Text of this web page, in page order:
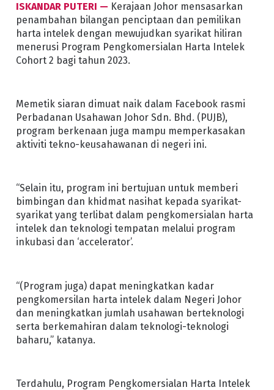
ISKANDAR PUTERI — Kerajaan Johor mensasarkan
penambahan bilangan penciptaan dan pemilikan
harta intelek dengan mewujudkan syarikat hiliran
menerusi Program Pengkomersialan Harta Intelek
Cohort 2 bagi tahun 2023.
Memetik siaran dimuat naik dalam Facebook rasmi
Perbadanan Usahawan Johor Sdn. Bhd. (PUJB),
program berkenaan juga mampu memperkasakan
aktiviti tekno-keusahawanan di negeri ini.
“Selain itu, program ini bertujuan untuk memberi
bimbingan dan khidmat nasihat kepada syarikat-
syarikat yang terlibat dalam pengkomersialan harta
intelek dan teknologi tempatan melalui program
inkubasi dan ‘accelerator’.
“(Program juga) dapat meningkatkan kadar
pengkomersilan harta intelek dalam Negeri Johor
dan meningkatkan jumlah usahawan berteknologi
serta berkemahiran dalam teknologi-teknologi
baharu,” katanya.
Terdahulu, Program Pengkomersialan Harta Intelek